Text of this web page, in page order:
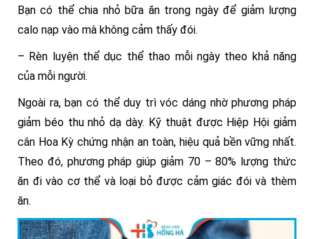
Bạn có thể chia nhỏ bữa ăn trong ngày để giảm lượng
calo nạp vào mà không cảm thấy đói.
– Rèn luyện thể dục thể thao mỗi ngày theo khả năng
của mỗi người.
Ngoài ra, bạn có thể duy trì vóc dáng nhờ phương pháp
giảm béo thu nhỏ dạ dày. Kỹ thuật được Hiệp Hội giảm
cân Hoa Kỳ chứng nhận an toàn, hiệu quả bền vững nhất.
Theo đó, phương pháp giúp giảm 70 – 80% lượng thức
ăn đi vào cơ thể và loại bỏ được cảm giác đói và thèm
ăn.